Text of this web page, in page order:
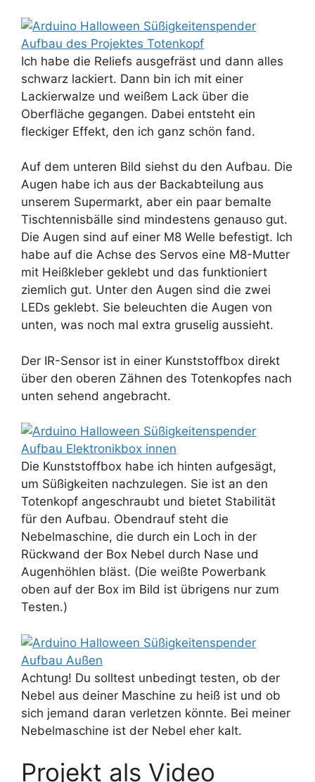
Ich habe die Reliefs ausgefräst und dann alles
schwarz lackiert. Dann bin ich mit einer
Lackierwalze und weißem Lack über die
Oberfläche gegangen. Dabei entsteht ein
fleckiger Effekt, den ich ganz schön fand.
Auf dem unteren Bild siehst du den Aufbau. Die
Augen habe ich aus der Backabteilung aus
unserem Supermarkt, aber ein paar bemalte
Tischtennisbälle sind mindestens genauso gut.
Die Augen sind auf einer M8 Welle befestigt. Ich
habe auf die Achse des Servos eine M8-Mutter
mit Heißkleber geklebt und das funktioniert
ziemlich gut. Unter den Augen sind die zwei
LEDs geklebt. Sie beleuchten die Augen von
unten, was noch mal extra gruselig aussieht.
Der IR-Sensor ist in einer Kunststoffbox direkt
über den oberen Zähnen des Totenkopfes nach
unten sehend angebracht.
Die Kunststoffbox habe ich hinten aufgesägt,
um Süßigkeiten nachzulegen. Sie ist an den
Totenkopf angeschraubt und bietet Stabilität
für den Aufbau. Obendrauf steht die
Nebelmaschine, die durch ein Loch in der
Rückwand der Box Nebel durch Nase und
Augenhöhlen bläst. (Die weißte Powerbank
oben auf der Box im Bild ist übrigens nur zum
Testen.)
Achtung! Du solltest unbedingt testen, ob der
Nebel aus deiner Maschine zu heiß ist und ob
sich jemand daran verletzen könnte. Bei meiner
Nebelmaschine ist der Nebel eher kalt.
Projekt als Video